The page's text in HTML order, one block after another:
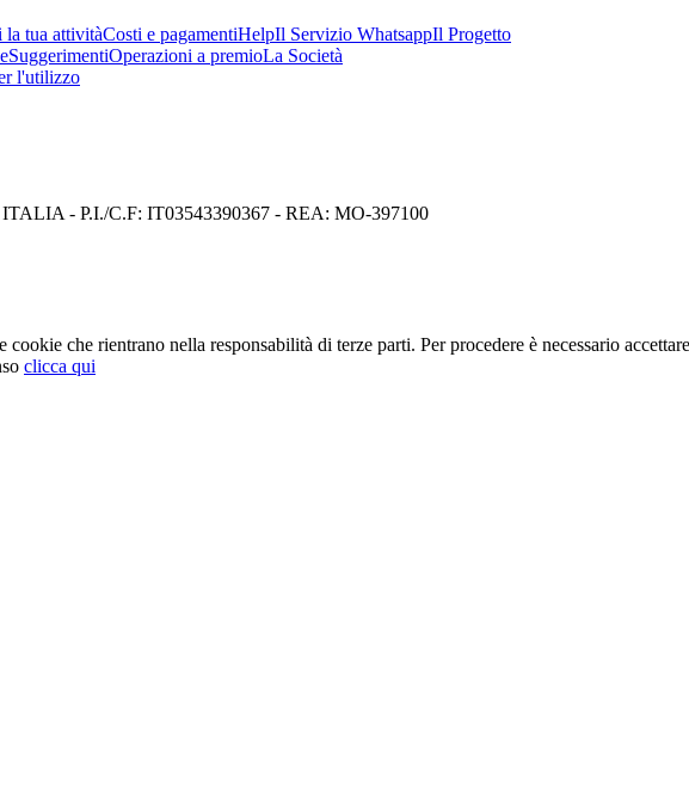
la tua attivitàCosti e pagamentiHelpIl Servizio WhatsappIl Progetto
SuggerimentiOperazioni a premioLa Società
l'utilizzo
- P.I./C.F: IT03543390367 - REA: MO-397100
che rientrano nella responsabilità di terze parti. Per procedere è necessario
clicca qui